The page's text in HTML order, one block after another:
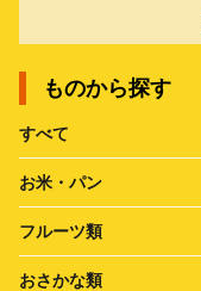
ものから探す
すべて
お米・パン
フルーツ類
おさかな類